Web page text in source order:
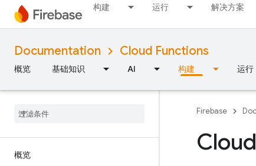
构建 运行 解决方案
Documentation Cloud Functions
概览 基础知识 AI 构建 运行
概览
Firebase